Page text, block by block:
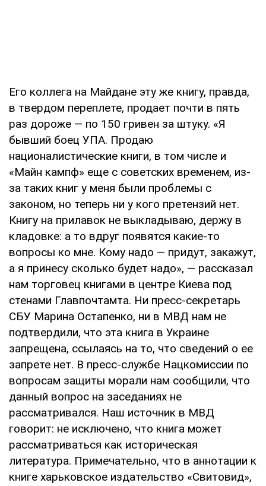
Его коллега на Майдане эту же книгу, правда,
в твердом переплете, продает почти в пять
раз дороже — по 150 гривен за штуку. «Я
бывший боец УПА. Продаю
националистические книги, в том числе и
«Майн кампф» еще с советских временем, из-
за таких книг у меня были проблемы с
законом, но теперь ни у кого претензий нет.
Книгу на прилавок не выкладываю, держу в
кладовке: а то вдруг появятся какие-то
вопросы ко мне. Кому надо — придут, закажут,
а я принесу сколько будет надо», — рассказал
нам торговец книгами в центре Киева под
стенами Главпочтамта. Ни пресс-секретарь
СБУ Марина Остапенко, ни в МВД нам не
подтвердили, что эта книга в Украине
запрещена, ссылаясь на то, что сведений о ее
запрете нет. В пресс-службе Нацкомиссии по
вопросам защиты морали нам сообщили, что
данный вопрос на заседаниях не
рассматривался. Наш источник в МВД
говорит: не исключено, что книга может
рассматриваться как историческая
литература. Примечательно, что в аннотации к
книге харьковское издательство «Свитовид»,